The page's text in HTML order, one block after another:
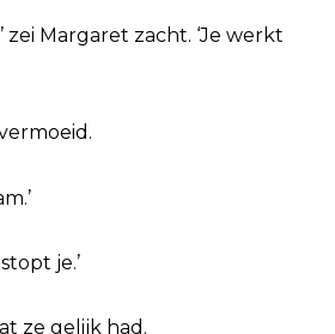
zei Margaret zacht. ‘Je werkt
je.’
ze gelijk had.